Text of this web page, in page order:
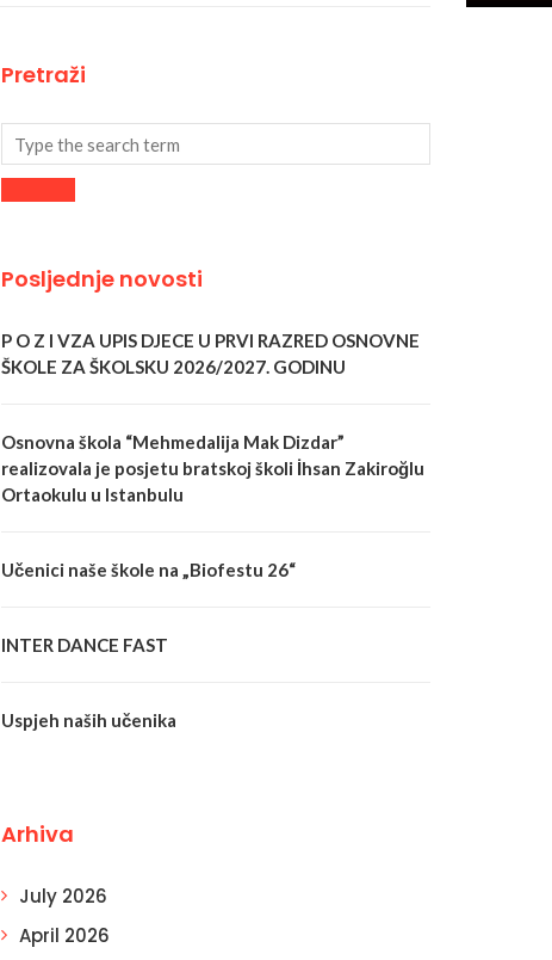
Pretraži
Posljednje novosti
P O Z I VZA UPIS DJECE U PRVI RAZRED OSNOVNE
ŠKOLE ZA ŠKOLSKU 2026/2027. GODINU
Osnovna škola “Mehmedalija Mak Dizdar”
realizovala je posjetu bratskoj školi İhsan Zakiroğlu
Ortaokulu u Istanbulu
Učenici naše škole na „Biofestu 26“
INTER DANCE FAST
Uspjeh naših učenika
Arhiva
July 2026
April 2026